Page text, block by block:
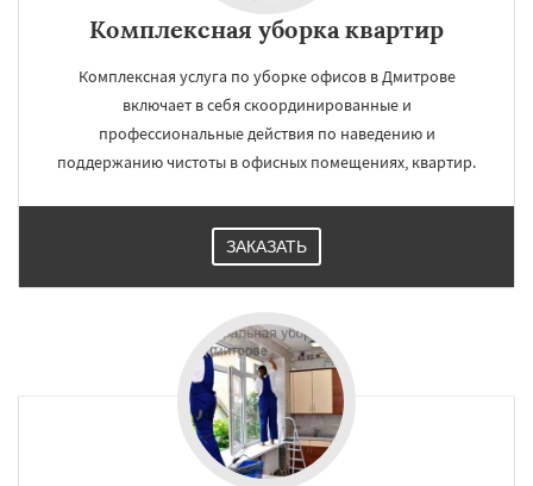
Комплексная уборка квартир
Комплексная услуга по уборке офисов в Дмитрове
включает в себя скоординированные и
профессиональные действия по наведению и
поддержанию чистоты в офисных помещениях, квартир.
ЗАКАЗАТЬ